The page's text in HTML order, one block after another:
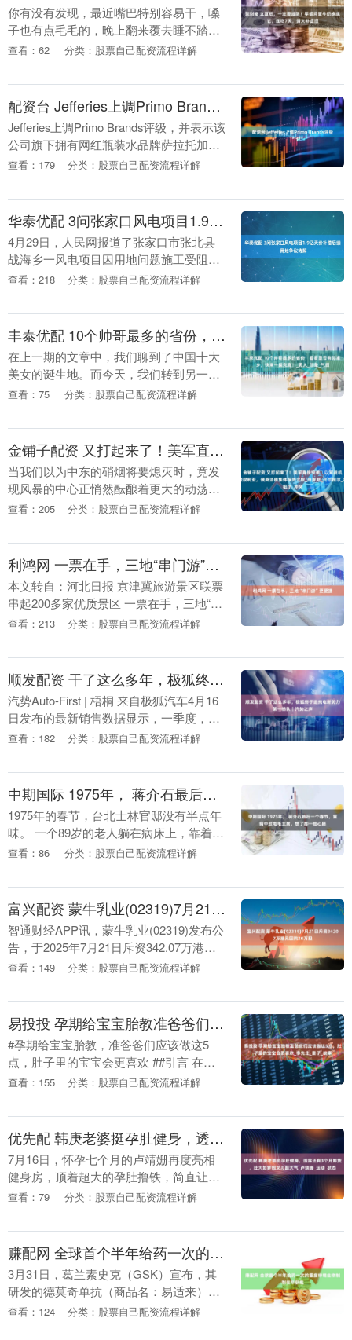
你有没有发现，最近嘴巴特别容易干，嗓
子也有点毛毛的，晚上翻来覆去睡不踏
实？ 别急着怪空调，也别急着泡枸杞。 立
是“润”。 很多人一....
查看：62 分类：股票自己配资流程详解
配资台 Jefferies上调Primo Brands评级
Jefferies上调Primo Brands评级，并表示该
公司旗下拥有网红瓶装水品牌萨拉托加泉
的Primo Brands，随着其持续加大零售推
查看：179 分类：股票自己配资流程详解
华泰优配 3问张家口风电项目1.9亿天价补偿后续 用地争议待解
4月29日，人民网报道了张家口市张北县
战海乡一风电项目因用地问题施工受阻、
塔筒长期放置山顶产生安全隐患、1.9亿元
后，张北县....
查看：218 分类：股票自己配资流程详解
丰泰优配 10个帅哥最多的省份，看看是否有你家乡，快来一探究竟！_男人_印象_气质
在上一期的文章中，我们聊到了中国十大
美女的诞生地。而今天，我们转到另一个
话题，讲一讲那些“美男”制造地——中国
下的印象是勤....
查看：75 分类：股票自己配资流程详解
金铺子配资 又打起来了！美军直接突袭，以军战机空袭叙利亚，俄英法德集体保持沉默_俄罗斯_代尔祖尔_冲突
当我们以为中东的硝烟将要熄灭时，竟发
现风暴的中心正悄然酝酿着更大的动荡。
在伊以冲突暂时告一段落之际，美国与以
去几天内，有关叙....
查看：205 分类：股票自己配资流程详解
利鸿网 一票在手，三地“串门游”更便捷
本文转自：河北日报 京津冀旅游景区联票
串起200多家优质景区 一票在手，三地“串
门游”更便捷 2月17日，游客在正定荣国府
报....
查看：213 分类：股票自己配资流程详解
顺发配资 干了这么多年，极狐终于进纯电新势力第一梯队｜汽势之声
汽势Auto-First | 梧桐 来自极狐汽车4月16
日发布的最新销售数据显示，一季度，极
狐汽车凭借强劲的增长态势逆势突围，销
查看：182 分类：股票自己配资流程详解
中期国际 1975年， 蒋介石最后一个春节，重病中致电毛主席，想了却一桩心愿
1975年的春节，台北士林官邸没有半点年
味。 一个89岁的老人躺在病床上，靠着氧
气维持呼吸，却在这个时候做出了一个让
叫蒋介....
查看：86 分类：股票自己配资流程详解
富兴配资 蒙牛乳业(02319)7月21日斥资34207万港元回购20万股
智通财经APP讯，蒙牛乳业(02319)发布公
告，于2025年7月21日斥资342.07万港元
回购股份20万股，每股回购价格为17.06-
查看：149 分类：股票自己配资流程详解
易投投 孕期给宝宝胎教准爸爸们应该做这5点，肚子里的宝宝会更喜欢_李先生_妻子_故事
#孕期给宝宝胎教，准爸爸们应该做这5
点，肚子里的宝宝会更喜欢 ##引言 在孕
期，胎教不仅仅是准妈妈的责任，准爸爸
亲的声音和情....
查看：155 分类：股票自己配资流程详解
优先配 韩庚老婆挺孕肚健身，透露还有3个月卸货，肚大如箩抱女儿超大气_卢靖姗_运动_状态
7月16日，怀孕七个月的卢靖姗再度亮相
健身房，顶着超大的孕肚撸铁，简直让人
惊叹她的自律和坚韧！她在社交平台上霸
韧劲真是妥妥....
查看：79 分类：股票自己配资流程详解
赚配网 全球首个半年给药一次的重度哮喘生物制剂在华获批
3月31日，葛兰素史克（GSK）宣布，其
研发的德莫奇单抗（商品名：易适来）已
获得中国国家药品监督管理局（NMPA）
查看：124 分类：股票自己配资流程详解